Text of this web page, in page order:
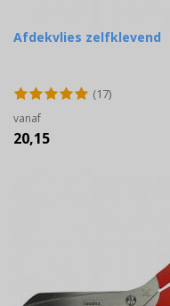
Afdekvlies zelfklevend
(17)
vanaf
20,15